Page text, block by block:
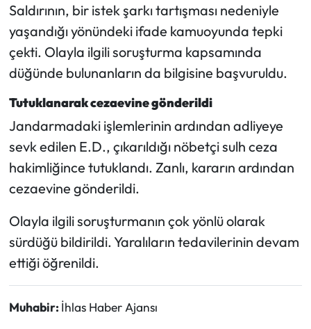
Saldırının, bir istek şarkı tartışması nedeniyle
yaşandığı yönündeki ifade kamuoyunda tepki
çekti. Olayla ilgili soruşturma kapsamında
düğünde bulunanların da bilgisine başvuruldu.
Tutuklanarak cezaevine gönderildi
Jandarmadaki işlemlerinin ardından adliyeye
sevk edilen E.D., çıkarıldığı nöbetçi sulh ceza
hakimliğince tutuklandı. Zanlı, kararın ardından
cezaevine gönderildi.
Olayla ilgili soruşturmanın çok yönlü olarak
sürdüğü bildirildi. Yaralıların tedavilerinin devam
ettiği öğrenildi.
Muhabir: İhlas Haber Ajansı